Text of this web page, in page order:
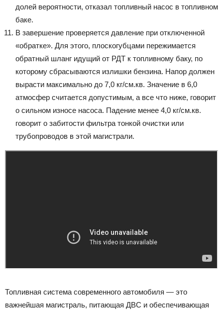
долей вероятности, отказал топливный насос в топливном
баке.
В завершение проверяется давление при отключенной
«обратке». Для этого, плоскогубцами пережимается
обратный шланг идущий от РДТ к топливному баку, по
которому сбрасываются излишки бензина. Напор должен
вырасти максимально до 7,0 кг/см.кв. Значение в 6,0
атмосфер считается допустимым, а все что ниже, говорит
о сильном износе насоса. Падение менее 4,0 кг/см.кв.
говорит о забитости фильтра тонкой очистки или
трубопроводов в этой магистрали.
Топливная система современного автомобиля — это
важнейшая магистраль, питающая ДВС и обеспечивающая